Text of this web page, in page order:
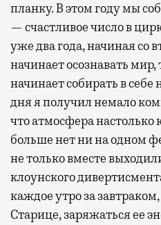
планку. В этом году мы
— счастливое число в
уже два года, начиная со
начинает осознавать
начинает собирать в
дня я получил немало
что атмосфера настолько
больше нет ни на одном
не только вместе
клоунского
каждое утро за
Старице, заряжаться ее